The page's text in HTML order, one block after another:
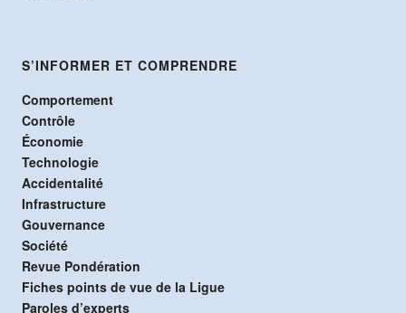
S’INFORMER ET COMPRENDRE
Comportement
Contrôle
Économie
Technologie
Accidentalité
Infrastructure
Gouvernance
Société
Revue Pondération
Fiches points de vue de la Ligue
Paroles d’experts